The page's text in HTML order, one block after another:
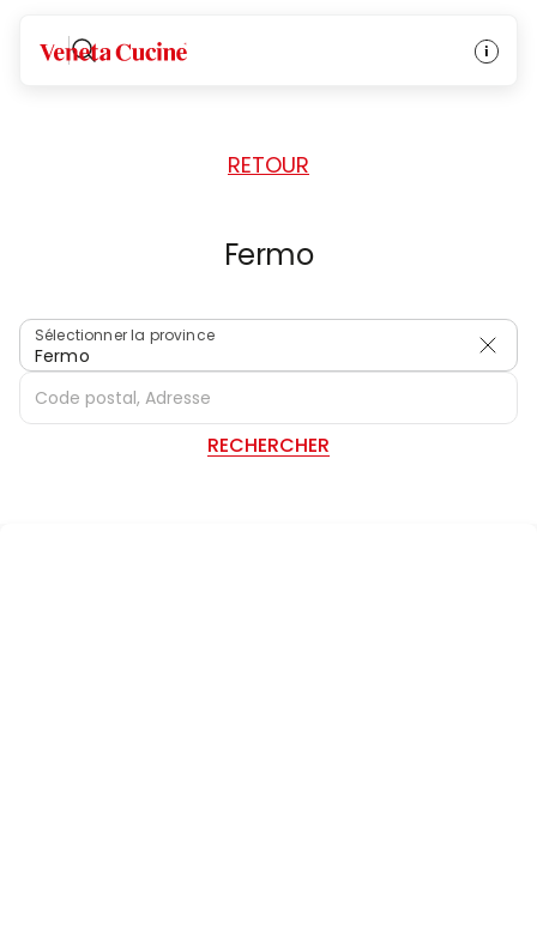
Veneta Cucine
RETOUR
Fermo
Sélectionner la province
Fermo
RECHERCHER